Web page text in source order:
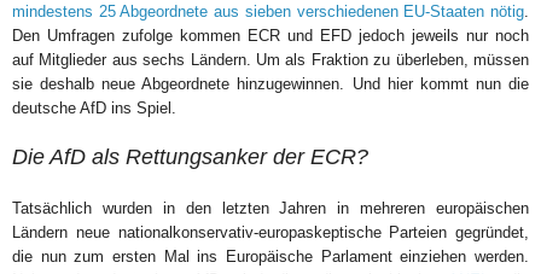
mindestens 25 Abgeordnete aus sieben verschiedenen EU-Staaten nötig
Den Umfragen zufolge kommen ECR und EFD jedoch jeweils nur noch
auf Mitglieder aus sechs Ländern. Um als Fraktion zu überleben, müssen
sie deshalb neue Abgeordnete hinzugewinnen. Und hier kommt nun die
deutsche AfD ins Spiel.
Die AfD als Rettungsanker der ECR?
Tatsächlich wurden in den letzten Jahren in mehreren europäischen
Ländern neue nationalkonservativ-europaskeptische Parteien gegründet,
die nun zum ersten Mal ins Europäische Parlament einziehen werden.